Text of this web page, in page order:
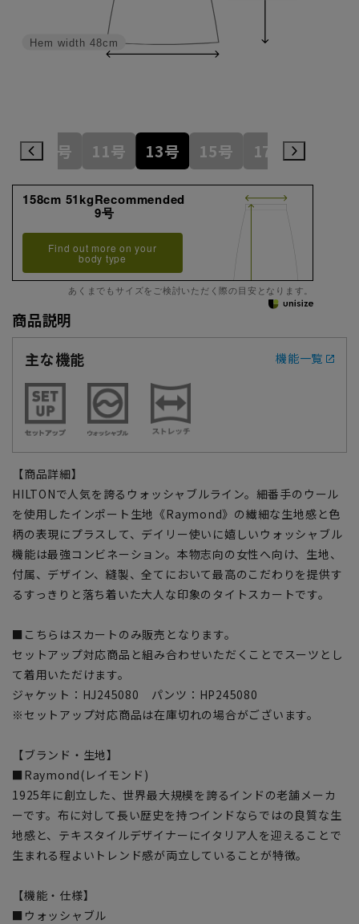
Hem width 48cm
7号 9号 11号 13号 15号 17号
158cm 51kgRecommended
9号
Find out more on your
body type
あくまでもサイズをご検討いただく際の目安となります。
商品説明
主な機能
機能一覧
【商品詳細】
HILTONで人気を誇るウォッシャブルライン。細番手のウール
を使用したインポート生地《Raymond》の繊細な生地感と色
柄の表現にプラスして、デイリー使いに嬉しいウォッシャブル
機能は最強コンビネーション。本物志向の女性へ向け、生地、
付属、デザイン、縫製、全てにおいて最高のこだわりを提供す
るすっきりと落ち着いた大人な印象のタイトスカートです。
■こちらはスカートのみ販売となります。
セットアップ対応商品と組み合わせいただくことでスーツとし
て着用いただけます。
ジャケット：HJ245080 パンツ：HP245080
※セットアップ対応商品は在庫切れの場合がございます。
【ブランド・生地】
■Raymond(レイモンド)
1925年に創立した、世界最大規模を誇るインドの老舗メーカ
ーです。布に対して長い歴史を持つインドならではの良質な生
地感と、テキスタイルデザイナーにイタリア人を迎えることで
生まれる程よいトレンド感が両立していることが特徴。
【機能・仕様】
■ウォッシャブル